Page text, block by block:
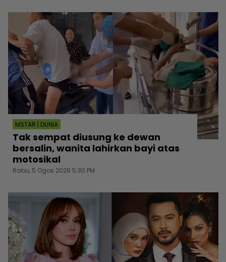
MSTAR | DUNIA
Tak sempat diusung ke dewan
bersalin, wanita lahirkan bayi atas
motosikal
Rabu, 5 Ogos 2026 5:30 PM